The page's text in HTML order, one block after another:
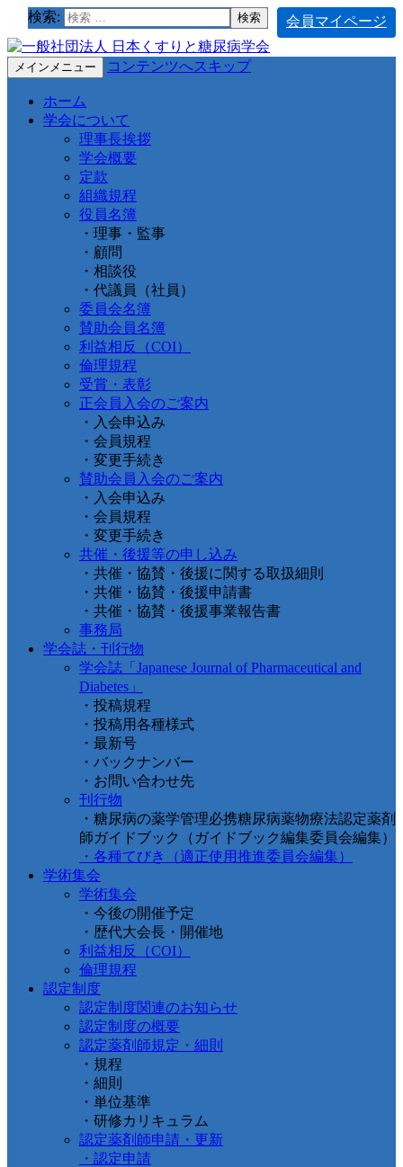
会員マイページ
検索:
メインメニュー コンテンツへスキップ
ホーム
学会について
理事長挨拶
学会概要
定款
組織規程
役員名簿
・理事・監事
・顧問
・相談役
・代議員（社員）
委員会名簿
賛助会員名簿
利益相反（COI）
倫理規程
受賞・表彰
正会員入会のご案内
・入会申込み
・会員規程
・変更手続き
賛助会員入会のご案内
・入会申込み
・会員規程
・変更手続き
共催・後援等の申し込み
・共催・協賛・後援に関する取扱細則
・共催・協賛・後援申請書
・共催・協賛・後援事業報告書
事務局
学会誌・刊行物
学会誌「Japanese Journal of Pharmaceutical and
Diabetes」
・投稿規程
・投稿用各種様式
・最新号
・バックナンバー
・お問い合わせ先
刊行物
・糖尿病の薬学管理必携糖尿病薬物療法認定薬剤
師ガイドブック（ガイドブック編集委員会編集）
・各種てびき（適正使用推進委員会編集）
学術集会
学術集会
・今後の開催予定
・歴代大会長・開催地
利益相反（COI）
倫理規程
認定制度
認定制度関連のお知らせ
認定制度の概要
認定薬剤師規定・細則
・規程
・細則
・単位基準
・研修カリキュラム
認定薬剤師申請・更新
・認定申請